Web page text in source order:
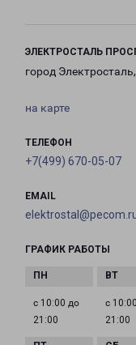
ЭЛЕКТРОСТАЛЬ
город
на карте
ТЕЛЕФОН
+7(499) 670-05-07
EMAIL
ГРАФИК РАБОТЫ
с 10:00 до
21:00
с
21:00